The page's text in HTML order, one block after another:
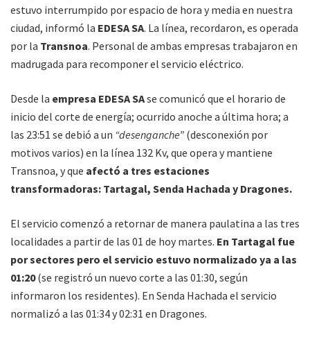
estuvo interrumpido por espacio de hora y media en nuestra
ciudad, informó la EDESA SA. La línea, recordaron, es operada
por la Transnoa. Personal de ambas empresas trabajaron en
madrugada para recomponer el servicio eléctrico.
Desde la empresa EDESA SAse comunicó que el horario de
inicio del corte de energía; ocurrido anoche a última hora; a
las 23:51 se debió a un “desenganche” (desconexión por
motivos varios) en la línea 132 Kv, que opera y mantiene
Transnoa, y que afectó a tres estaciones
transformadoras: Tartagal, Senda Hachada y Dragones.
El servicio comenzó a retornar de manera paulatina a las tres
localidades a partir de las 01 de hoy martes. En Tartagal fue
por sectores pero el servicio estuvo normalizado ya a las
01:20(se registró un nuevo corte a las 01:30, según
informaron los residentes). En Senda Hachada el servicio
normalizó a las 01:34 y 02:31 en Dragones.